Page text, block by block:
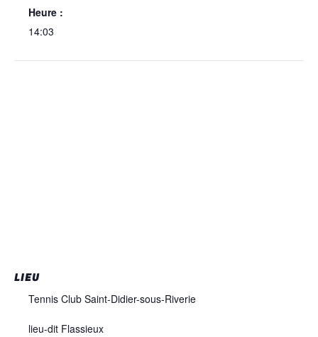
Heure :
14:03
LIEU
Tennis Club Saint-Didier-sous-Riverie
lieu-dit Flassieux